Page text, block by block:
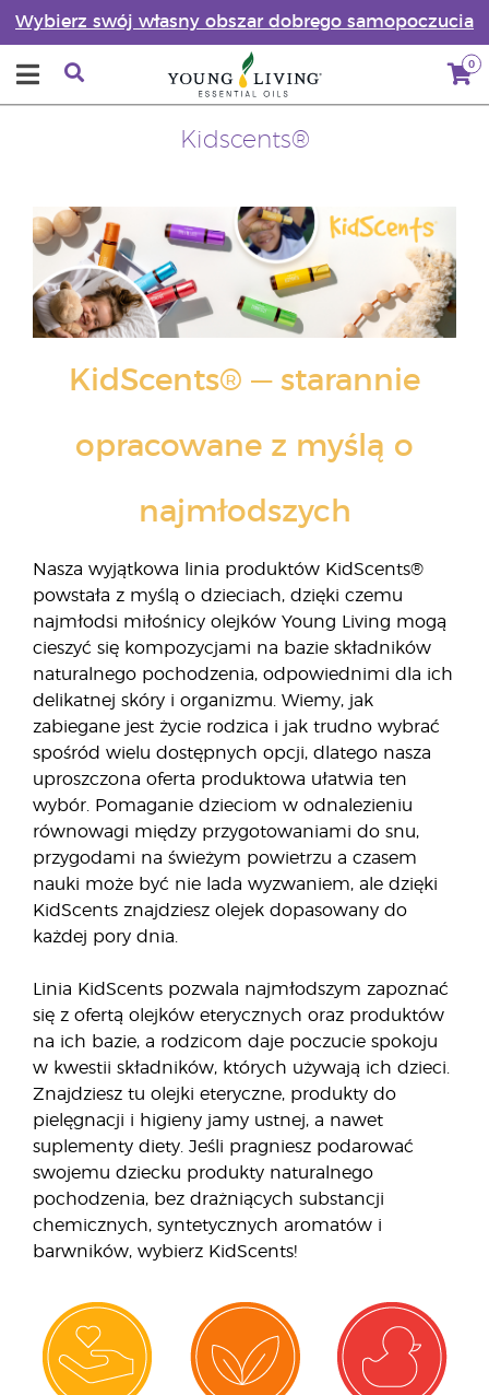
Wybierz swój własny obszar dobrego samopoczucia
0
Kidscents®
KidScents® — starannie
opracowane z myślą o
najmłodszych
Nasza wyjątkowa linia produktów KidScents®
powstała z myślą o dzieciach, dzięki czemu
najmłodsi miłośnicy olejków Young Living mogą
cieszyć się kompozycjami na bazie składników
naturalnego pochodzenia, odpowiednimi dla ich
delikatnej skóry i organizmu. Wiemy, jak
zabiegane jest życie rodzica i jak trudno wybrać
spośród wielu dostępnych opcji, dlatego nasza
uproszczona oferta produktowa ułatwia ten
wybór. Pomaganie dzieciom w odnalezieniu
równowagi między przygotowaniami do snu,
przygodami na świeżym powietrzu a czasem
nauki może być nie lada wyzwaniem, ale dzięki
KidScents znajdziesz olejek dopasowany do
każdej pory dnia.
Linia KidScents pozwala najmłodszym zapoznać
się z ofertą olejków eterycznych oraz produktów
na ich bazie, a rodzicom daje poczucie spokoju
w kwestii składników, których używają ich dzieci.
Znajdziesz tu olejki eteryczne, produkty do
pielęgnacji i higieny jamy ustnej, a nawet
suplementy diety. Jeśli pragniesz podarować
swojemu dziecku produkty naturalnego
pochodzenia, bez drażniących substancji
chemicznych, syntetycznych aromatów i
barwników, wybierz KidScents!